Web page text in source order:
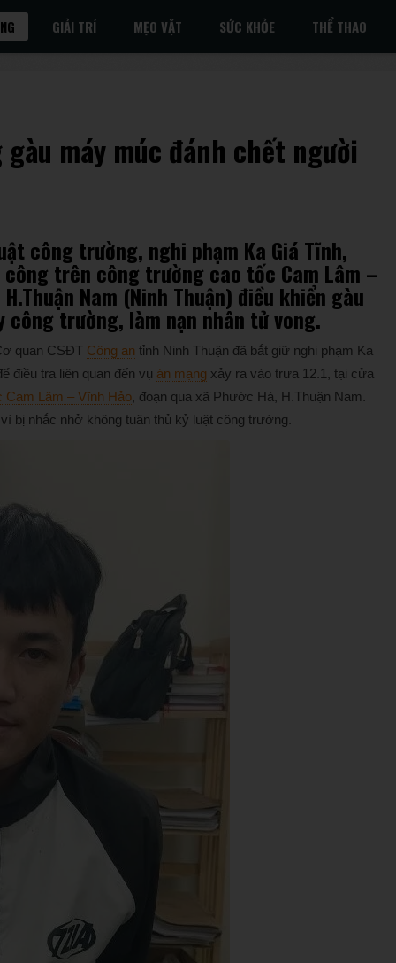
GIẢI TRÍ MẸO VẶT SỨC KHỎE THỂ THAO
máy múc đánh chết người
công trường, nghi phạm Ka Giá Tĩnh,
trên công trường cao tốc Cam Lâm –
Nam (Ninh Thuận) điều khiển gàu
trường, làm nạn nhân tử vong.
quan CSĐT Công an tỉnh Ninh Thuận đã bắt giữ nghi phạm Ka
điều tra liên quan đến vụ án mạng xảy ra vào trưa 12.1, tại cửa
Cam Lâm – Vĩnh Hảo, đoạn qua xã Phước Hà, H.Thuận Nam.
bị nhắc nhở không tuân thủ kỷ luật công trường.